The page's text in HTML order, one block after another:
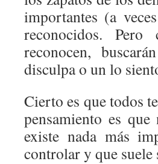
importantes (a
reconocidos.
reconocen,
disculpa o un lo
Cierto es que todos
pensamiento es
existe nada más
controlar y que